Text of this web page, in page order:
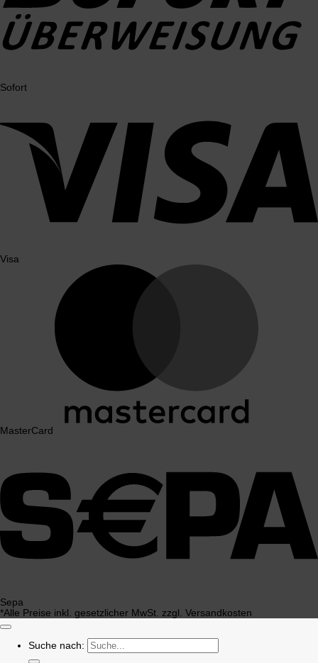
Sofort
Visa
MasterCard
Sepa
*Alle Preise inkl. gesetzlicher MwSt. zzgl. Versandkosten
Suche nach: